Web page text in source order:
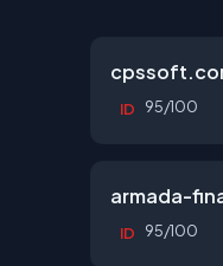
ID 95/100
armada-
ID 95/100